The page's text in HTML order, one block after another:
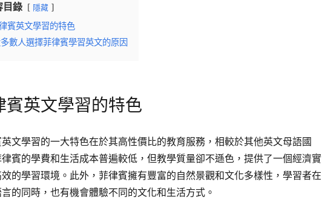
目錄 隱藏
賓英文學習的特色
數人選擇菲律賓學習英文的原因
賓英文學習的特色
文學習的一大特色在於其高性價比的教育服務，相較於其他英文母語國
賓的學費和生活成本普遍較低，但教學質量卻不遜色，提供了一個經濟實
的學習環境。此外，菲律賓擁有豐富的自然景觀和文化多樣性，學習者在
的同時，也有機會體驗不同的文化和生活方式​​​​。